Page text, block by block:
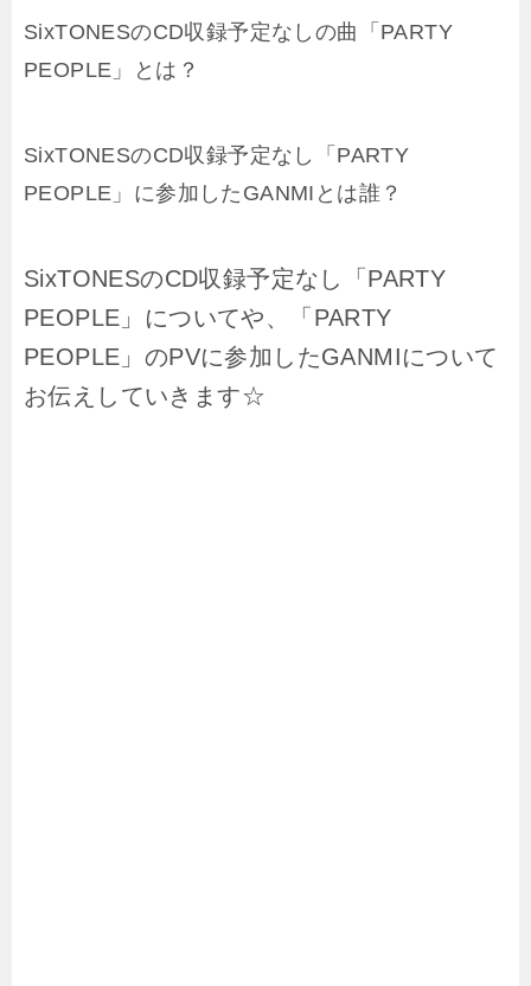
SixTONESのCD収録予定なしの曲「PARTY
PEOPLE」とは？
SixTONESのCD収録予定なし「PARTY
PEOPLE」に参加したGANMIとは誰？
SixTONESのCD収録予定なし「PARTY
PEOPLE」についてや、「PARTY
PEOPLE」のPVに参加したGANMIについて
お伝えしていきます☆